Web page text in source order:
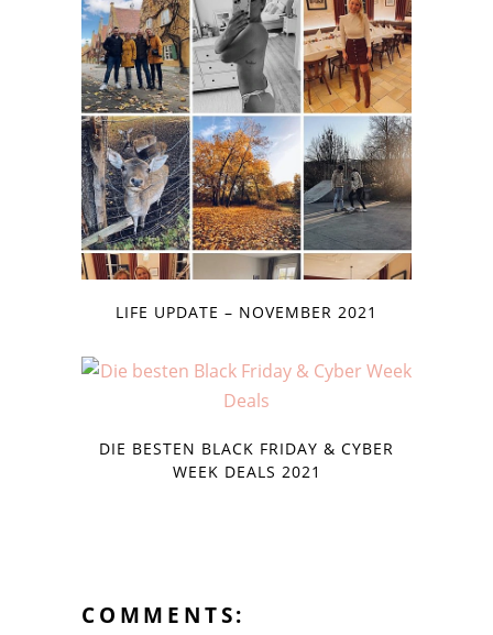
LIFE UPDATE – NOVEMBER 2021
DIE BESTEN BLACK FRIDAY & CYBER
WEEK DEALS 2021
COMMENTS: